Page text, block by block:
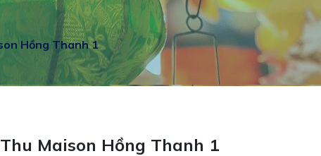
Hồng Thanh 1
Maison Hồng Thanh 1